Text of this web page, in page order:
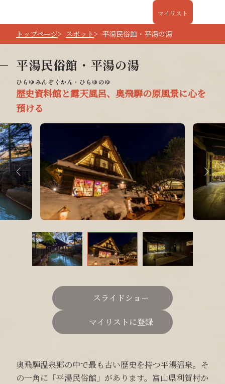
マイリスト
トップページ スポット 平湯民俗館・平湯の湯
平湯民俗館・平湯の湯
歴史資料館と露天風呂、奥飛騨の原風景に心を
預ける
奥飛騨温泉郷の中で最も古い歴史を持つ平湯温泉。そ
の一角に「平湯民俗館」があります。富山県利賀村か
スライドショー
マイリストに登録